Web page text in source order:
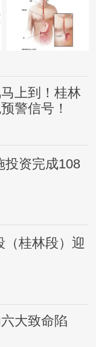
上到！桂林
警信号！
投资完成108
桂林段）迎
大致命陷